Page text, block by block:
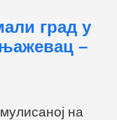
град у
–
на